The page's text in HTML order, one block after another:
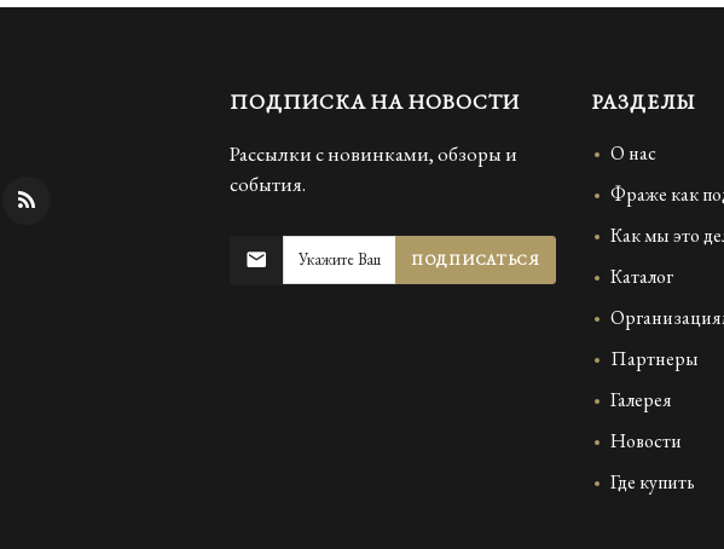
РАЗДЕЛЫ
О нас
Фраже как
Как мы это
Каталог
Партнеры
Галерея
Новости
Где купить
ПОДПИСКА НА НОВОСТИ
Рассылки с новинками, обзоры и
события.
ПОДПИСАТЬСЯ